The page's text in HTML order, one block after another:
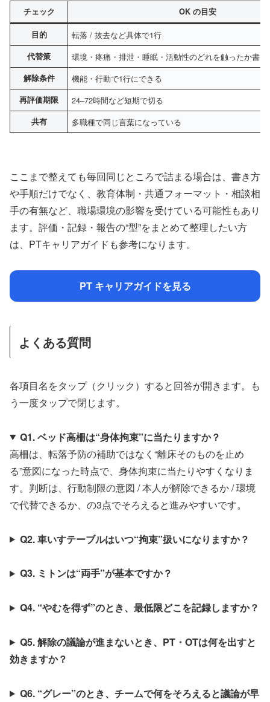
チェック OK の目安
目的 転落 / 抜去など具体で1行
代替策 環境・疼痛・排泄・睡眠・活動性のどれを触ったか書け
解除条件 機能・行動で1行にできる
再評価期限 24–72時間など短期で切る
共有 多職種で同じ言葉になっている
ここまで整えても毎回同じところで詰まる場合は、書き方
や手順だけでなく、教育体制・共通フォーマット・相談相
手の有無など、職場環境の影響を受けている可能性もあり
ます。評価・記録・報告の“型”をまとめて整理したい方
は、PTキャリアガイドも参考になります。
PT キャリアガイドを見る
よくある質問
各項目名をタップ（クリック）すると回答が開きます。も
う一度タップで閉じます。
Q1. ベッド高柵は“身体拘束”に当たりますか？
高柵は、転落予防の補助ではなく“離床そのものを止め
る”意図になった時点で、身体拘束に当たりやすくなりま
す。判断は、行動制限の意図 / 本人が解除できるか / 環境
で代替できるか、の3点でそろえると進みやすいです。
Q2. 車いすテーブルはいつ“拘束”扱いになりますか？
Q3. ミトンは“両手”が基本ですか？
Q4. “やむを得ず”のとき、最低限どこを記録しますか？
Q5. 解除の議論が進まないとき、PT・OTは何を出すと
効きますか？
Q6. “グレー”のとき、チームで何をそろえると議論が早